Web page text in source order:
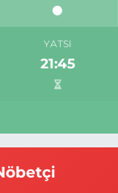
YATSI
21:45